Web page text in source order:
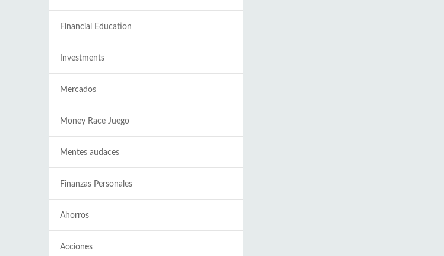
Financial Education
Investments
Mercados
Money Race Juego
Mentes audaces
Finanzas Personales
Ahorros
Acciones